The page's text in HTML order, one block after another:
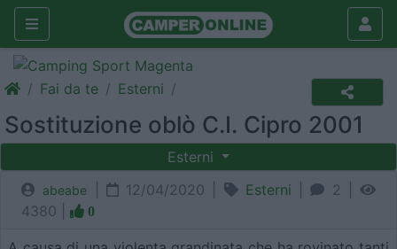
Fai da te Esterni
Sostituzione oblò C.I. Cipro 2001
Esterni
abeabe 12/04/2020 | Esterni |
2 |
4380 |
0